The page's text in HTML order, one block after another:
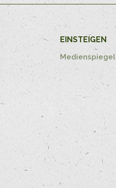
EINSTEIGEN
Medienspiegel